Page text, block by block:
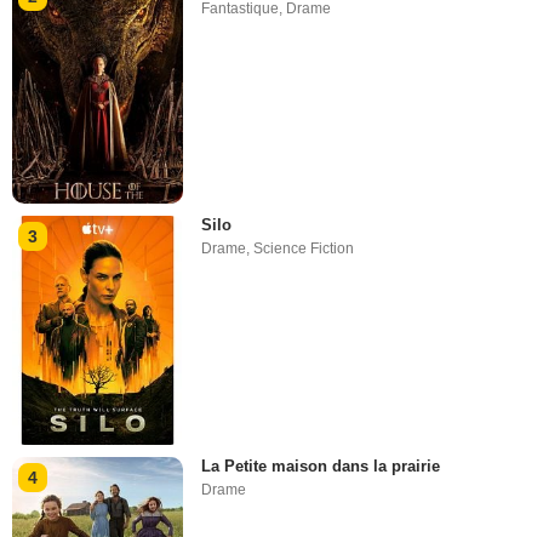
Fantastique, Drame
3
Silo
Drame,Science Fiction
4
La Petite maison dans la prairie
Drame